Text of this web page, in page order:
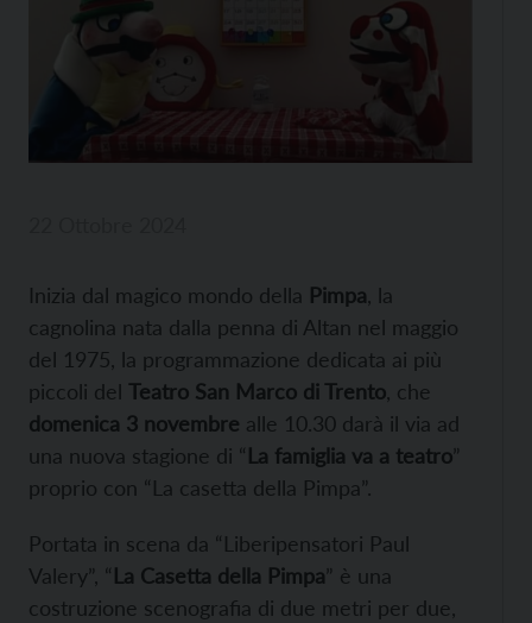
Inizia dal magico mondo della Pimpa , la
cagnolina nata dalla penna di Altan nel maggio
del 1975, la programmazione dedicata ai più
piccoli del Teatro San Marco di Trento , che
domenica 3 novembre alle 10.30 darà il via ad
una nuova stagione di “La famiglia va a teatro”
proprio con “La casetta della Pimpa”.
Portata in scena da “Liberipensatori Paul
Valery”, “La Casetta della Pimpa” è una
costruzione scenografia di due metri per due,